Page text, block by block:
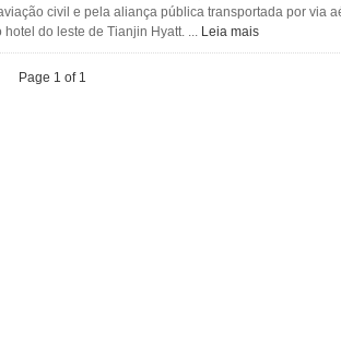
civil e pela aliança pública transportada por via
do leste de Tianjin Hyatt. ... Leia mais
Page 1 of 1